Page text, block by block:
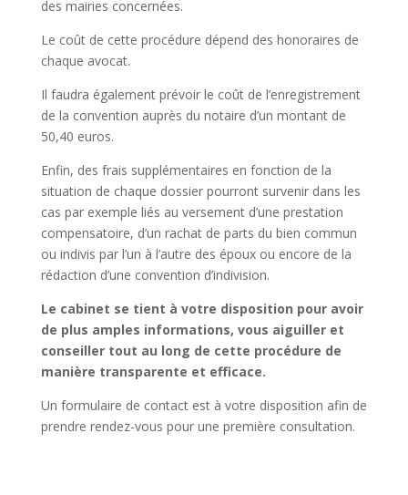
des mairies concernées.
Le coût de cette procédure dépend des honoraires de
chaque avocat.
Il faudra également prévoir le coût de l’enregistrement
de la convention auprès du notaire d’un montant de
50,40 euros.
Enfin, des frais supplémentaires en fonction de la
situation de chaque dossier pourront survenir dans les
cas par exemple liés au versement d’une prestation
compensatoire, d’un rachat de parts du bien commun
ou indivis par l’un à l’autre des époux ou encore de la
rédaction d’une convention d’indivision.
Le cabinet se tient à votre disposition pour avoir
de plus amples informations, vous aiguiller et
conseiller tout au long de cette procédure de
manière transparente et efficace.
Un formulaire de contact est à votre disposition afin de
prendre rendez-vous pour une première consultation.